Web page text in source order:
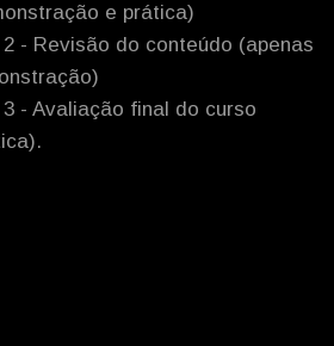
e prática)
2 - Revisão do conteúdo (apenas
3 - Avaliação final do curso